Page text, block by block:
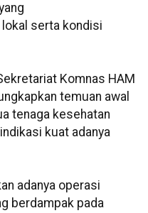
serta kondisi
Komnas HAM
temuan awal
tenaga kesehatan
kuat adanya
adanya operasi
berdampak pada